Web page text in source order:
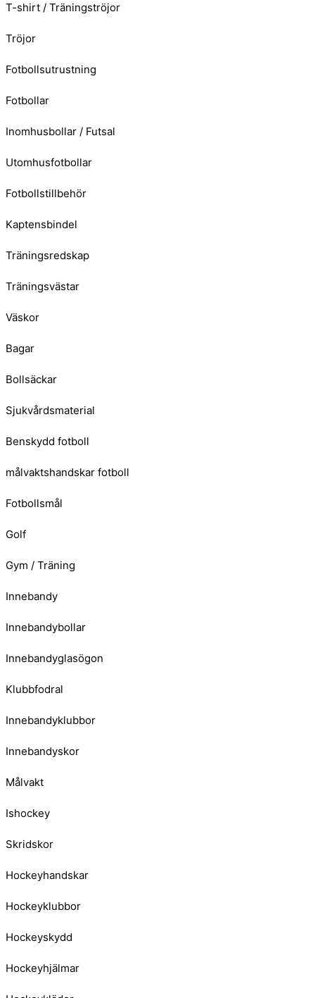
T-shirt / Träningströjor
Tröjor
Fotbollsutrustning
Fotbollar
Inomhusbollar / Futsal
Utomhusfotbollar
Fotbollstillbehör
Kaptensbindel
Träningsredskap
Träningsvästar
Väskor
Bagar
Bollsäckar
Sjukvårdsmaterial
Benskydd fotboll
målvaktshandskar fotboll
Fotbollsmål
Golf
Gym / Träning
Innebandy
Innebandybollar
Innebandyglasögon
Klubbfodral
Innebandyklubbor
Innebandyskor
Målvakt
Ishockey
Skridskor
Hockeyhandskar
Hockeyklubbor
Hockeyskydd
Hockeyhjälmar